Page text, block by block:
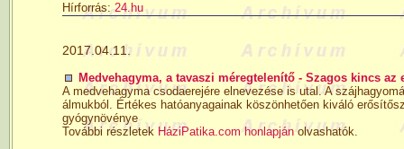
Hírforrás:24.hu
2017.04.11.
Medvehagyma, a tavaszi méregtelenítő - Szagos kincs az
A medvehagyma csodaerejére elnevezése is utal. A
álmukból. Értékes hatóanyagainak köszönhetően kiváló
gyógynövénye
További részletek HáziPatika.com honlapjánolvashatók.